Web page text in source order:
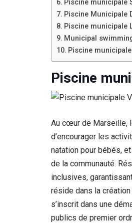
Piscine municipale
Piscine Municipale
Piscine municipale
Municipal
Piscine
Piscine
Au cœur de Marseille,
d’encourager les
natation pour bébés,
de la communauté.
inclusives,
réside dans la
s’inscrit dans une
publics de premier